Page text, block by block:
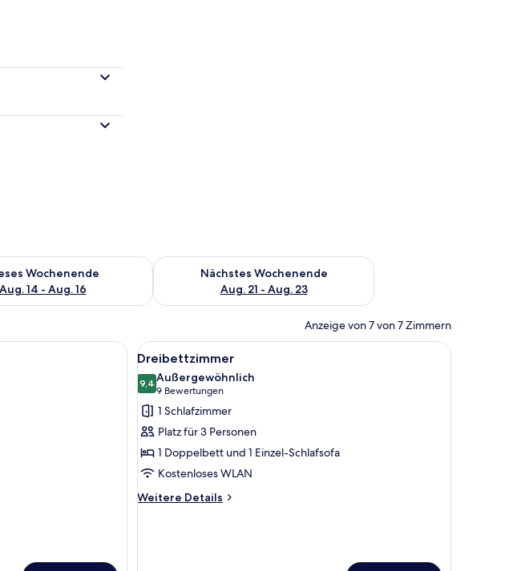
10.
Wochenende
Aug. 14 - Aug. 16
Verfügbarkeit für dieses Wochenende, Aug. 14 - Aug. 16.
Nächstes Wochenende
Aug. 21 - Aug. 23
Überprüfe die Verfügbarkeit für nächstes Wochenende, Aug.
Anzeige von 7 von 7 Zimmern
Hotelzimmer mit einem großen Bett, einem Schreibtisch und einem Stuhl.
Alle
Fotos
für
Dreibettzimmer
anzeigen
Ein modernes Hotelzimmer mit einem
4
Dreibettzimmer
9,49,4 von 10
Außergewöhnlich
9 Bewertungen
(9
Bewertungen)
1 Schlafzimmer
Platz für 3 Personen
1 Doppelbett und 1 Einzel-Schlafsofa
Kostenloses WLAN
Weitere Details
Weitere